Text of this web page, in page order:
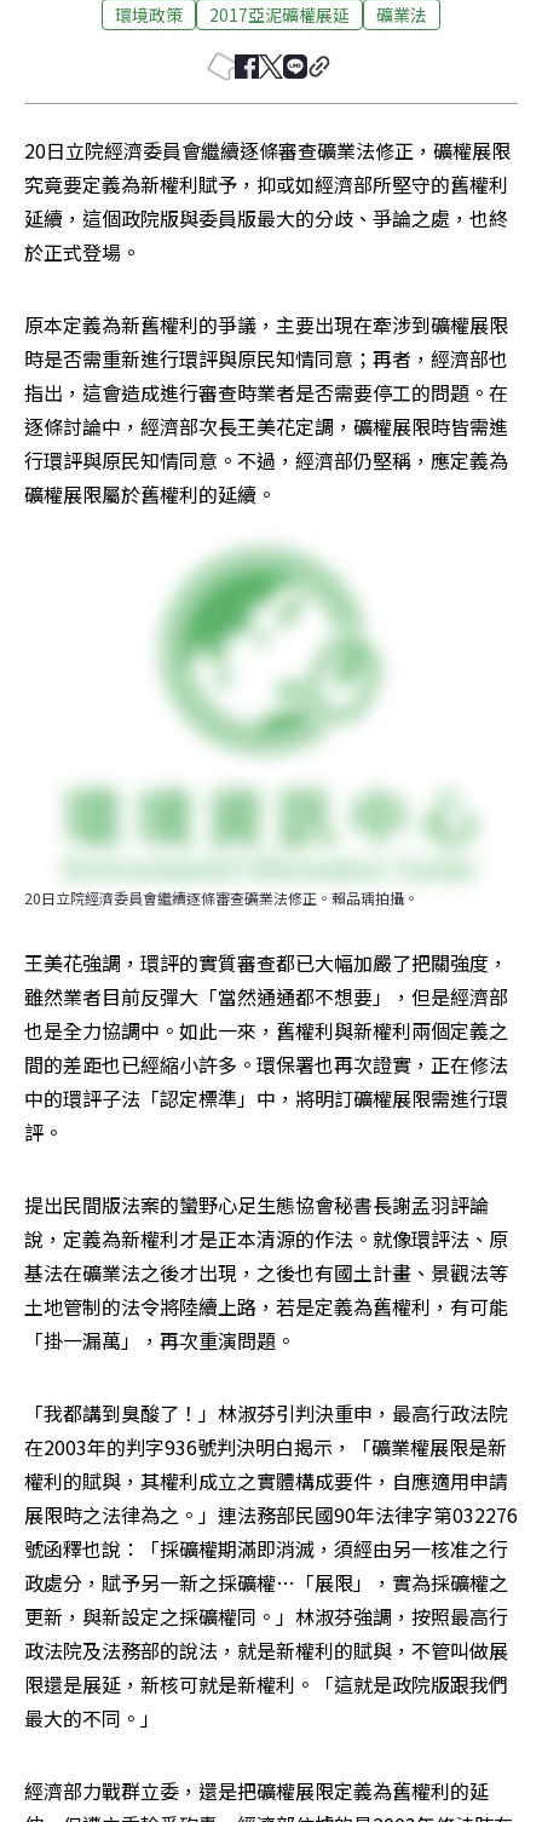
環境政策 2017亞泥礦權展延 礦業法
20日立院經濟委員會繼續逐條審查礦業法修正，礦權展限
究竟要定義為新權利賦予，抑或如經濟部所堅守的舊權利
延續，這個政院版與委員版最大的分歧、爭論之處，也終
於正式登場。
原本定義為新舊權利的爭議，主要出現在牽涉到礦權展限
時是否需重新進行環評與原民知情同意；再者，經濟部也
指出，這會造成進行審查時業者是否需要停工的問題。在
逐條討論中，經濟部次長王美花定調，礦權展限時皆需進
行環評與原民知情同意。不過，經濟部仍堅稱，應定義為
礦權展限屬於舊權利的延續。
20日立院經濟委員會繼續逐條審查礦業法修正。賴品瑀拍攝。
王美花強調，環評的實質審查都已大幅加嚴了把關強度，
雖然業者目前反彈大「當然通通都不想要」，但是經濟部
也是全力協調中。如此一來，舊權利與新權利兩個定義之
間的差距也已經縮小許多。環保署也再次證實，正在修法
中的環評子法「認定標準」中，將明訂礦權展限需進行環
評。
提出民間版法案的蠻野心足生態協會秘書長謝孟羽評論
說，定義為新權利才是正本清源的作法。就像環評法、原
基法在礦業法之後才出現，之後也有國土計畫、景觀法等
土地管制的法令將陸續上路，若是定義為舊權利，有可能
「掛一漏萬」，再次重演問題。
「我都講到臭酸了！」林淑芬引判決重申，最高行政法院
在2003年的判字936號判決明白揭示，「礦業權展限是新
權利的賦與，其權利成立之實體構成要件，自應適用申請
展限時之法律為之。」連法務部民國90年法律字第032276
號函釋也說：「採礦權期滿即消滅，須經由另一核准之行
政處分，賦予另一新之採礦權…「展限」，實為採礦權之
更新，與新設定之採礦權同。」林淑芬強調，按照最高行
政法院及法務部的說法，就是新權利的賦與，不管叫做展
限還是展延，新核可就是新權利。「這就是政院版跟我們
最大的不同。」
經濟部力戰群立委，還是把礦權展限定義為舊權利的延